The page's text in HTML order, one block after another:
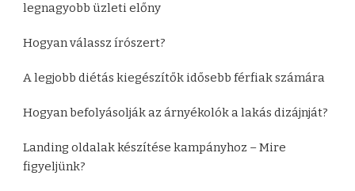
legnagyobb üzleti előny
Hogyan válassz írószert?
A legjobb diétás kiegészítők idősebb férfiak számára
Hogyan befolyásolják az árnyékolók a lakás dizájnját?
Landing oldalak készítése kampányhoz – Mire
figyeljünk?